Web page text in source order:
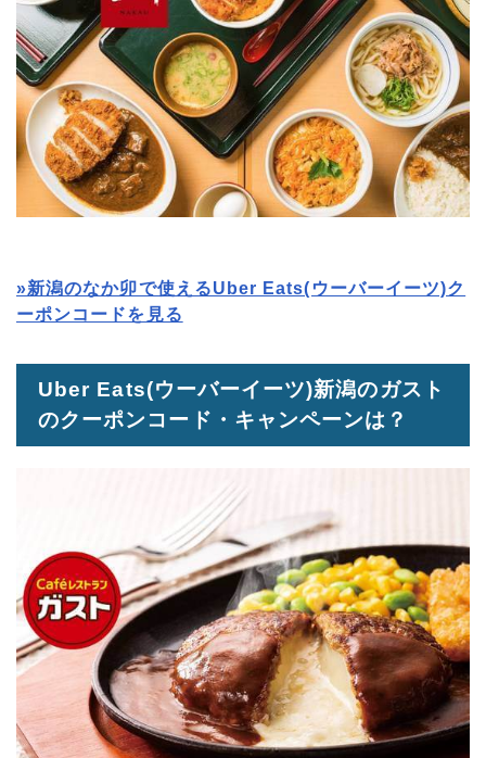
»新潟のなか卯で使えるUber Eats(ウーバーイーツ)ク
ーポンコードを見る
Uber Eats(ウーバーイーツ)新潟のガスト
のクーポンコード・キャンペーンは？